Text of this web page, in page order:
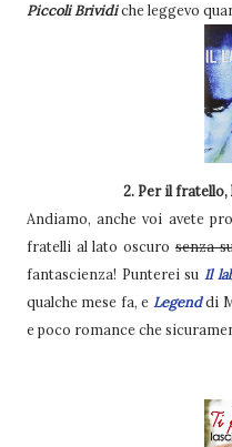
Piccoli Brividiche leggevo
2. Per il
Andiamo, anche voi avete
fratelli al lato oscurosenza
fantascienza! Punterei su Il
qualche mese fa, e Legenddi
e poco romance che